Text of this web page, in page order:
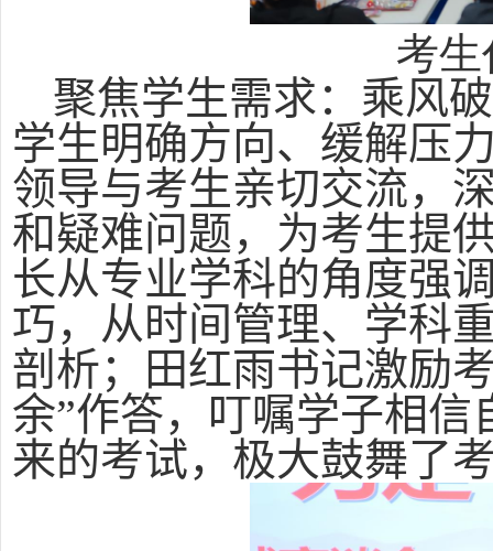
考
聚焦学生需求：乘风
学生明确方向、缓解压
领导与考生亲切交流，
和疑难问题，为考生提
长从专业学科的角度强
巧，从时间管理、学科
剖析；田红雨书记激励
余”作答，叮嘱学子相
来的考试，极大鼓舞了